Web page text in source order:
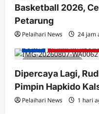
Basketball 2026,
Petarung
Pelaihari News 24 jam
1 minute read
Berita Kalimantan
Dipercaya Lagi,
Pimpin Hapkido
Pelaihari News 1 hari